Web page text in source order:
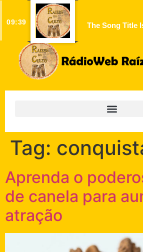
09:39 The Song Title
Tag:
Aprenda o
de canela para
atração